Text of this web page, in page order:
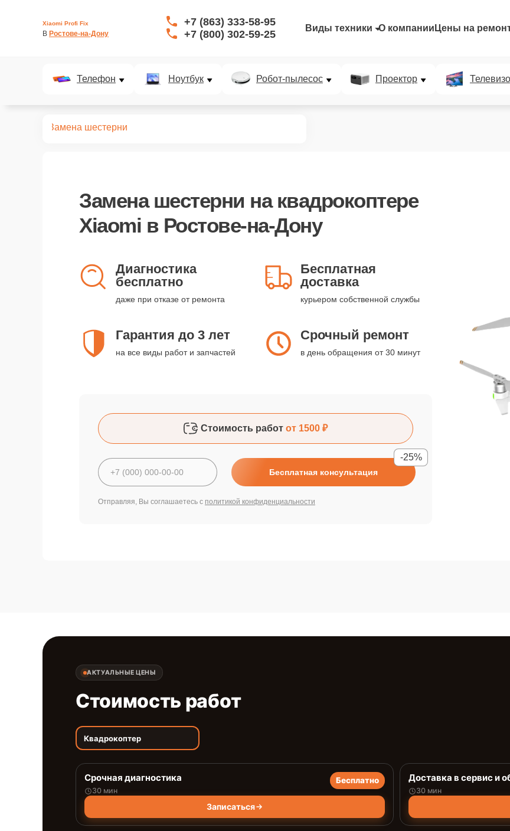
Xiaomi Profi Fix
В Ростове-на-Дону
+7 (863) 333-58-95
+7 (800) 302-59-25
Виды техники О компании Цены на
Телефон Ноутбук Робот-пылесос Проектор
Замена шестерни
Замена шестерни на квадрокоптере
Xiaomi в Ростове-на-Дону
Диагностика
бесплатно
даже при отказе от ремонта
Бесплатная
доставка
курьером собственной службы
Гарантия до 3 лет
на все виды работ и запчастей
Срочный ремонт
в день обращения от 30 минут
Стоимость работ от 1500 ₽
Бесплатная консультация
-25%
Отправляя, Вы соглашаетесь с политикой конфиденциальности
АКТУАЛЬНЫЕ ЦЕНЫ
Стоимость работ
Квадрокоптер
Срочная диагностика
30 мин
Бесплатно
Записаться
Доставка в сервис и
30 мин